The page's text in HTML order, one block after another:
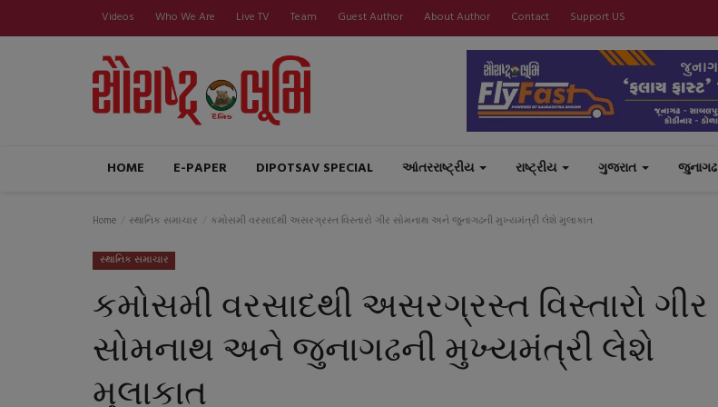
Videos Who We Are Live TV Team Guest Author About Author Contact Support US
HOME E-PAPER DIPOTSAV SPECIAL આંતરરાષ્ટ્રીય રાષ્ટ્રીય ગુજરાત જુનાગઢ
Home સ્થાનિક સમાચાર કમોસમી વરસાદથી અસરગ્રસ્ત વિસ્તારો ગીર સોમનાથ અને જુનાગઢની મુખ્યમંત્રી લેશે મુલાકાત
સ્થાનિક સમાચાર
કમોસમી વરસાદથી અસરગ્રસ્ત વિસ્તારો ગીર
સોમનાથ અને જુનાગઢની મુખ્યમંત્રી લેશે
મુલાકાત